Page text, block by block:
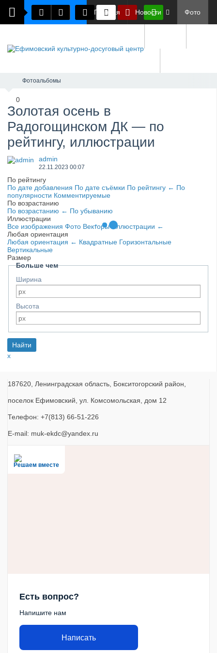
Главная Новости Фото
Фотоальбомы
0
​Золотая осень в
Радогощинском ДК — по
рейтингу, иллюстрации
admin
22.11.2023 00:07
По рейтингу
По дате добавления По дате съёмки По рейтингу ← По
популярности Комментируемые
По возрастанию
По возрастанию ← По убыванию
Иллюстрации
Все изображения Фото Векторы Иллюстрации ←
Любая ориентация
Любая ориентация ← Квадратные Горизонтальные
Вертикальные
Размер
Больше чем
Ширина
Высота
x
187620, Ленинградская область, Бокситогорский район,
поселок Ефимовский, ул. Комсомольская, дом 12
Телефон: +7(813) 66-51-226
E-mail: muk-ekdc@yandex.ru
Решаем вместе
Есть вопрос?
Напишите нам
Написать